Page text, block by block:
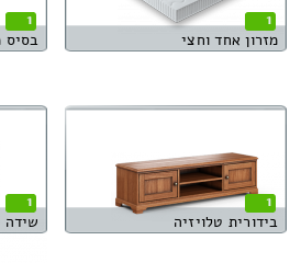
1
מזרון אחד וחצי
1
בסיס
1
בידורית טלויזיה
1
שידה